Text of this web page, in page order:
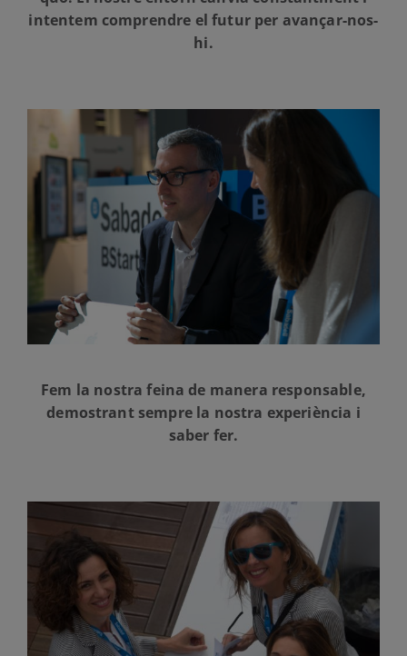
intentem comprendre el futur per avançar-nos-
hi.
Fem la nostra feina de manera responsable,
demostrant sempre la nostra experiència i
saber fer.